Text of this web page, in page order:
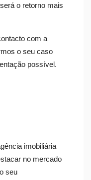
o retorno mais
com a
o seu caso
possível.
imobiliária
no mercado
seu